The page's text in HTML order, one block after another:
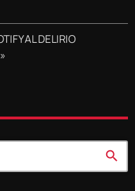
AL DELIRIO
search